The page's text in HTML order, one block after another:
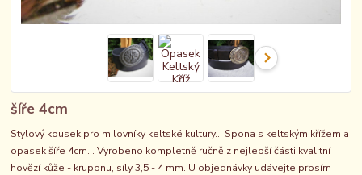
šíře 4cm
Stylový kousek pro milovníky keltské kultury... Spona s keltským křížem a
opasek šíře 4cm... Vyrobeno kompletně ručně z nejlepší části kvalitní
hovězí kůže - kruponu, síly 3,5 - 4 mm. U objednávky udávejte prosím